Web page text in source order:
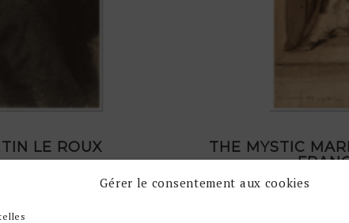
Gérer le consentement aux cookies
LE ROUX
THE MYSTIC